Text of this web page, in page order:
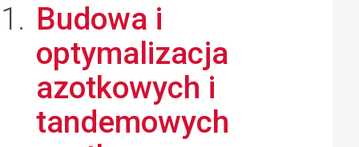
Budowa i
optymalizacja
azotkowych i
tandemowych